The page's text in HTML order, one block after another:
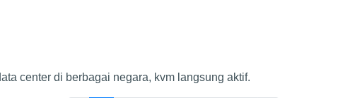
center di berbagai negara, kvm langsung aktif.